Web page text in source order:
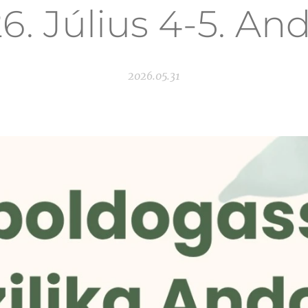
Július 4-5.
2026.05.31